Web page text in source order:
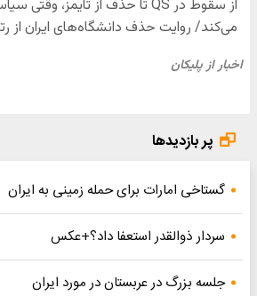
پر بازدیدها
گستاخی امارات برای حمله زمینی به ایران
سردار ذوالقدر استعفا داد؟+عکس
جلسه بزرگ در عربستان در مورد ایران